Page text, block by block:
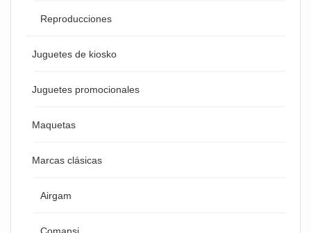
Reproducciones
Juguetes de kiosko
Juguetes promocionales
Maquetas
Marcas clásicas
Airgam